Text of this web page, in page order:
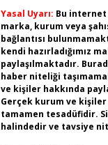
Yasal Uyarı: Bu
marka, kurum veya
bağlantısı
kendi hazırladığımız
paylaşılmaktadır.
haber niteliği
ve kişiler hakkında
Gerçek kurum ve
tamamen tesadüfidir.
halindedir ve tavsiye